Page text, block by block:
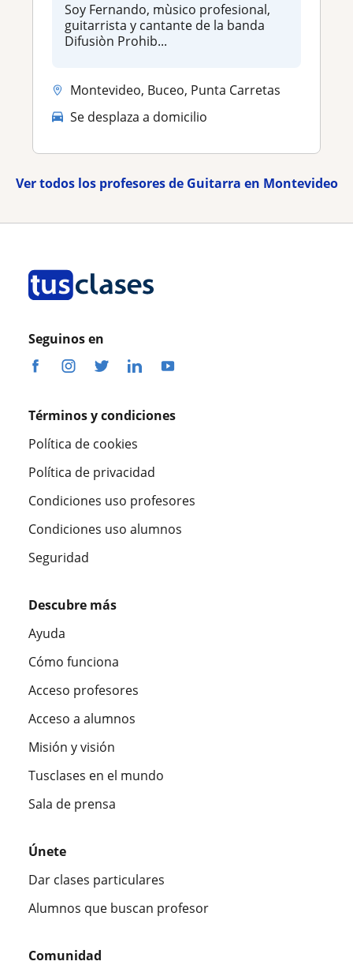
Soy Fernando, mùsico profesional,
guitarrista y cantante de la banda
Difusiòn Prohib...
Montevideo, Buceo, Punta Carretas
Se desplaza a domicilio
Ver todos los profesores de Guitarra en Montevideo
Seguinos en
Términos y condiciones
Política de cookies
Política de privacidad
Condiciones uso profesores
Condiciones uso alumnos
Seguridad
Descubre más
Ayuda
Cómo funciona
Acceso profesores
Acceso a alumnos
Misión y visión
Tusclases en el mundo
Sala de prensa
Únete
Dar clases particulares
Alumnos que buscan profesor
Comunidad